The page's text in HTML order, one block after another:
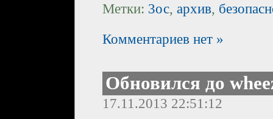
Метки: 3ос, архив,
Комментариев нет »
Обновился до
17.11.2013 22:51:12